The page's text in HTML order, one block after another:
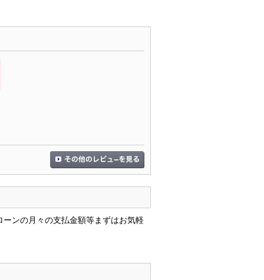
ンの月々の支払金額等まずはお気軽